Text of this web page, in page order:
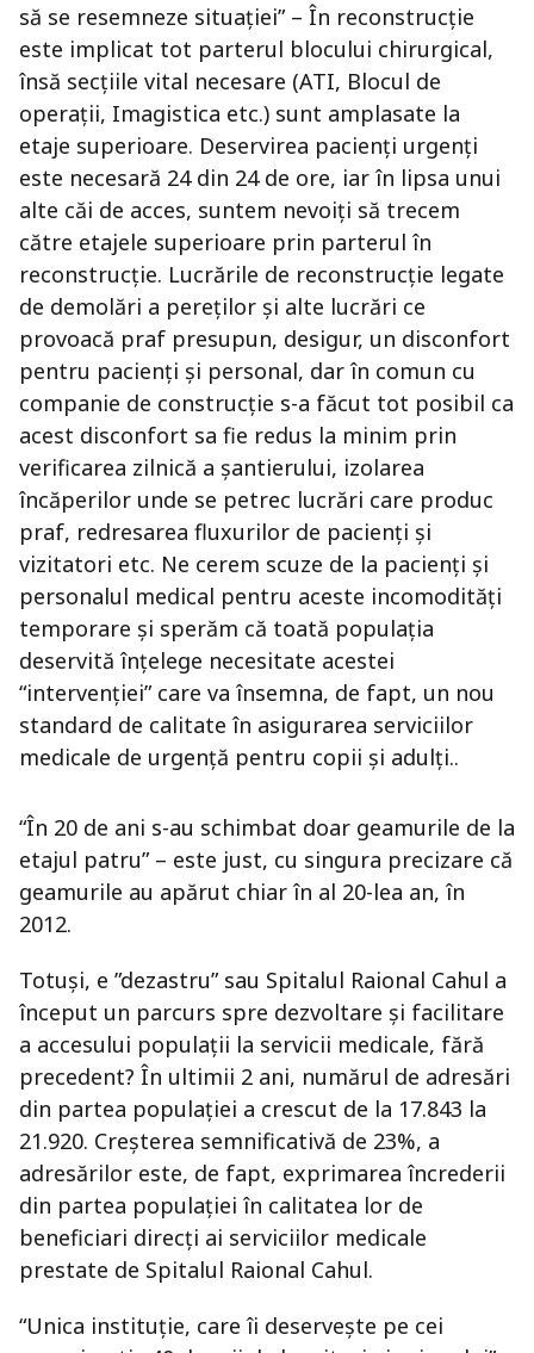
să se resemneze situaţiei” – În reconstrucție
este implicat tot parterul blocului chirurgical,
însă secțiile vital necesare (ATI, Blocul de
operații, Imagistica etc.) sunt amplasate la
etaje superioare. Deservirea pacienți urgenți
este necesară 24 din 24 de ore, iar în lipsa unui
alte căi de acces, suntem nevoiți să trecem
către etajele superioare prin parterul în
reconstrucție. Lucrările de reconstrucție legate
de demolări a pereților și alte lucrări ce
provoacă praf presupun, desigur, un disconfort
pentru pacienți și personal, dar în comun cu
companie de construcție s-a făcut tot posibil ca
acest disconfort sa fie redus la minim prin
verificarea zilnică a șantierului, izolarea
încăperilor unde se petrec lucrări care produc
praf, redresarea fluxurilor de pacienți și
vizitatori etc. Ne cerem scuze de la pacienți și
personalul medical pentru aceste incomodități
temporare și sperăm că toată populația
deservită înțelege necesitate acestei
“intervenției” care va însemna, de fapt, un nou
standard de calitate în asigurarea serviciilor
medicale de urgență pentru copii și adulți..
“În 20 de ani s-au schimbat doar geamurile de la
etajul patru” – este just, cu singura precizare că
geamurile au apărut chiar în al 20-lea an, în
2012.
Totuși, e ”dezastru” sau Spitalul Raional Cahul a
început un parcurs spre dezvoltare și facilitare
a accesului populații la servicii medicale, fără
precedent? În ultimii 2 ani, numărul de adresări
din partea populației a crescut de la 17.843 la
21.920. Creșterea semnificativă de 23%, a
adresărilor este, de fapt, exprimarea încrederii
din partea populației în calitatea lor de
beneficiari direcți ai serviciilor medicale
prestate de Spitalul Raional Cahul.
“Unica instituţie, care îi deserveşte pe cei